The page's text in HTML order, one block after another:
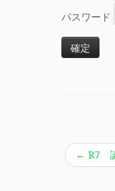
パスワード
← R7